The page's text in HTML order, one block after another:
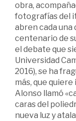
obra,
fotografías del
abren cada una
centenario de
el debate que
Universidad
2016), se ha
más, que
Alonso llamó
caras del
nueva luz y